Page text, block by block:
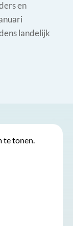
en
landelijk
te tonen.